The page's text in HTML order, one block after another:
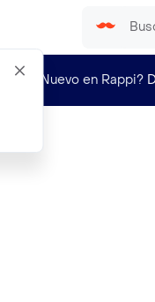
¿Nuevo en Rappi?